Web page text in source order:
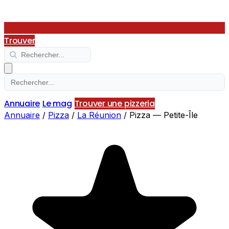
Trouver
Annuaire Le mag Trouver une pizzeria
Annuaire / Pizza / La Réunion / Pizza — Petite-Île